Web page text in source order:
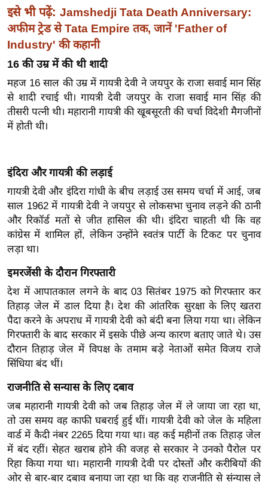
सा
ल
श
ख्सि
त
यं
ग
या
सा
हि
त्य
ज
ग
टो
व
र्ल्ड
न्यू
ज
ब्री
म
नो
रं
ज
न
इसे भी पढ़ें: Jamshedji Tata Death Anniversary:
अफीम ट्रेड से Tata Empire तक, जानें 'Father of
Industry' की कहानी
16 की उम्र में की थी शादी
महज 16 साल की उम्र में गायत्री देवी ने जयपुर के राजा सवाई मान सिंह
से शादी रचाई थी। गायत्री देवी जयपुर के राजा सवाई मान सिंह की
तीसरी पत्नी थी। महारानी गायत्री की खूबसूरती की चर्चा विदेशी मैगजीनों
में होती थी।
इंदिरा और गायत्री की लड़ाई
गायत्री देवी और इंदिरा गांधी के बीच लड़ाई उस समय चर्चा में आई, जब
साल 1962 में गायत्री देवी ने जयपुर से लोकसभा चुनाव लड़ने की ठानी
और रिकॉर्ड मतों से जीत हासिल की थी। इंदिरा चाहती थी कि वह
कांग्रेस में शामिल हों, लेकिन उन्होंने स्वतंत्र पार्टी के टिकट पर चुनाव
लड़ा था।
इमरजेंसी के दौरान गिरफ्तारी
देश में आपातकाल लगने के बाद 03 सितंबर 1975 को गिरफ्तार कर
तिहाड़ जेल में डाल दिया है। देश की आंतरिक सुरक्षा के लिए खतरा
पैदा करने के अपराध में गायत्री देवी को बंदी बना लिया गया था। लेकिन
गिरफ्तारी के बाद सरकार में इसके पीछे अन्य कारण बताए जाते थे। उस
दौरान तिहाड़ जेल में विपक्ष के तमाम बड़े नेताओं समेत विजय राजे
सिंधिया बंद थीं।
राजनीति से सन्यास के लिए दबाव
जब महारानी गायत्री देवी को जब तिहाड़ जेल में ले जाया जा रहा था,
तो उस समय वह काफी घबराई हुई थीं। गायत्री देवी को जेल के महिला
वार्ड में कैदी नंबर 2265 दिया गया था। वह कई महीनों तक तिहाड़ जेल
में बंद रहीं। सेहत खराब होने की वजह से सरकार ने उनको पैरोल पर
रिहा किया गया था। महारानी गायत्री देवी पर दोस्तों और करीबियों की
ओर से बार-बार दबाव बनाया जा रहा था कि वह राजनीति से संन्यास ले